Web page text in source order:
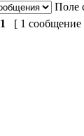
Поле
1 [ 1 сообщение